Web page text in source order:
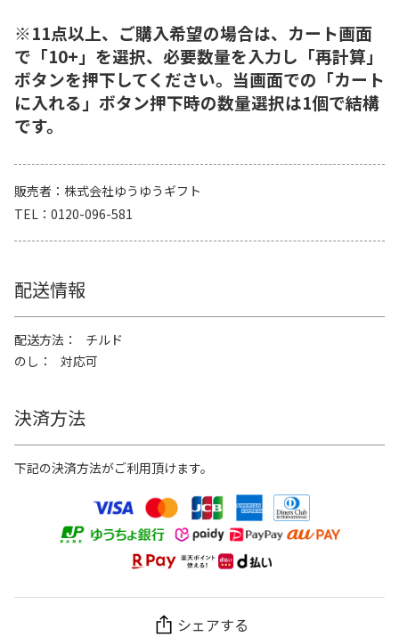
※11点以上、ご購入希望の場合は、カート画面
で「10+」を選択、必要数量を入力し「再計算」
ボタンを押下してください。当画面での「カート
に入れる」ボタン押下時の数量選択は1個で結構
です。
販売者
株式会社ゆうゆうギフト
TEL
0120-096-581
配送情報
配送方法
チルド
のし
対応可
決済方法
下記の決済方法がご利用頂けます。
シェアする